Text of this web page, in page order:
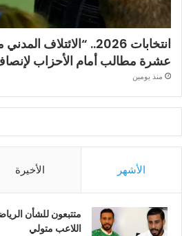
انتخابات 2026..
عشرة مطالب أمام الأحزاب
منذ يومين
الأشهر الأخيرة
متتبعون للشأن
اللاعب متولي